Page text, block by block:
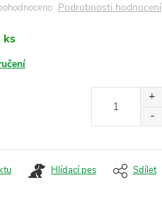
Podrobnosti hodnocení
ks
Hlídací pes Sdílet